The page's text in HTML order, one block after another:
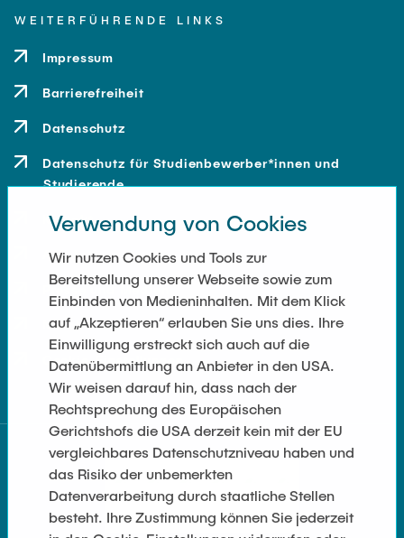
WEITERFÜHRENDE LINKS
Impressum
Barrierefreiheit
Datenschutz
Datenschutz für Studienbewerber*innen und
Studierende
Kontakt
Anfahrt
Presse und Medien
Merchandise-Shop
Cookie-Einstellungen
Verwendung von Cookies
Wir nutzen Cookies und Tools zur
Bereitstellung unserer Webseite sowie zum
Einbinden von Medieninhalten. Mit dem Klick
auf „Akzeptieren“ erlauben Sie uns dies. Ihre
Einwilligung erstreckt sich auch auf die
Datenübermittlung an Anbieter in den USA.
Wir weisen darauf hin, dass nach der
Rechtsprechung des Europäischen
Gerichtshofs die USA derzeit kein mit der EU
vergleichbares Datenschutzniveau haben und
das Risiko der unbemerkten
Datenverarbeitung durch staatliche Stellen
besteht. Ihre Zustimmung können Sie jederzeit